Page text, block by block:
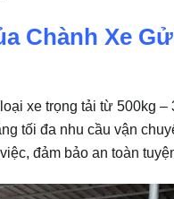
Chành Xe
xe trọng tải từ 500kg
tối đa nhu cầu vận
đảm bảo an toàn